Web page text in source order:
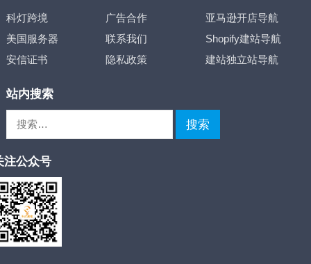
科灯跨境 广告合作
亚马逊开店导航
美国服务器
联系我们
Shopify建站导航
安信证书
隐私政策 建站独立站导航
站内搜索
注公众号